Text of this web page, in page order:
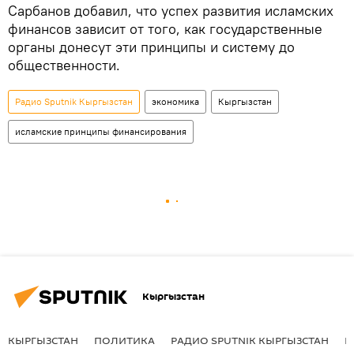
Сарбанов добавил, что успех развития исламских
финансов зависит от того, как государственные
органы донесут эти принципы и систему до
общественности.
Радио Sputnik Кыргызстан экономика Кыргызстан
исламские принципы финансирования
Кыргызстан
КЫРГЫЗСТАН ПОЛИТИКА РАДИО SPUTNIK КЫРГЫЗСТАН